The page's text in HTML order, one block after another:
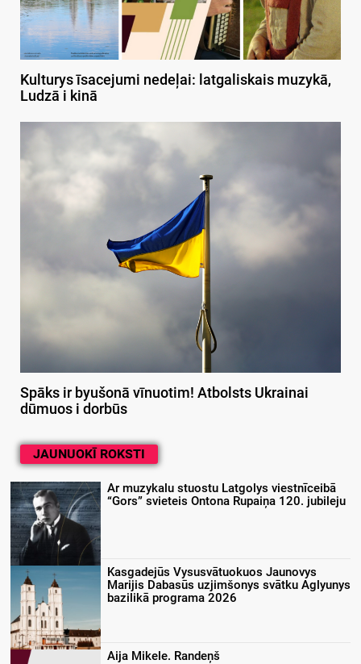
Kulturys īsacejumi nedeļai: latgaliskais muzykā,
Ludzā i kinā
Spāks ir byušonā vīnuotim! Atbolsts Ukrainai
dūmuos i dorbūs
JAUNUOKĪ ROKSTI
Ar muzykalu stuostu Latgolys viestnīceibā
“Gors” svieteis Ontona Rupaiņa 120. jubileju
Kasgadejūs Vysusvātuokuos Jaunovys
Marijis Dabasūs uzjimšonys svātku Aglyunys
bazilikā programa 2026
Aija Mikele. Randeņš